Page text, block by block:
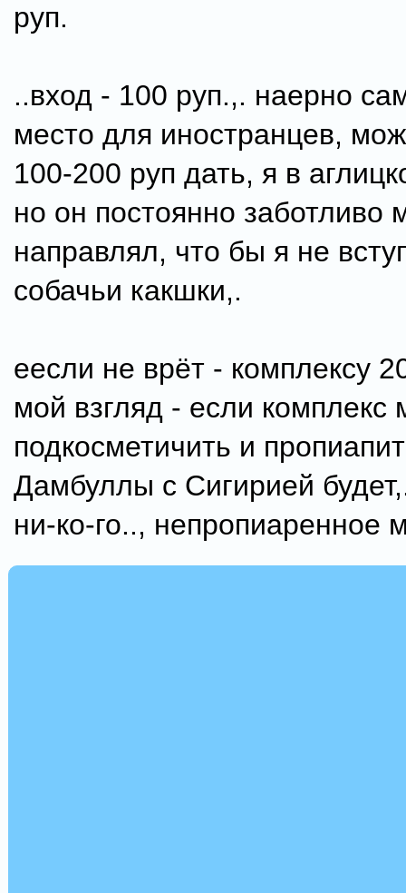
руп.
..вход - 100 руп.,. наерно
место для иностранцев,
100-200 руп дать, я в
но он постоянно заботливо
направлял, что бы я не
собачьи какшки,.
еесли не врёт - комплексу
мой взгляд - если комплекс
подкосметичить и
Дамбуллы с Сигирией
ни-ко-го.., непропиаренное